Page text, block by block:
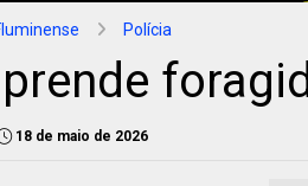
Polícia
18 de maio de 2026